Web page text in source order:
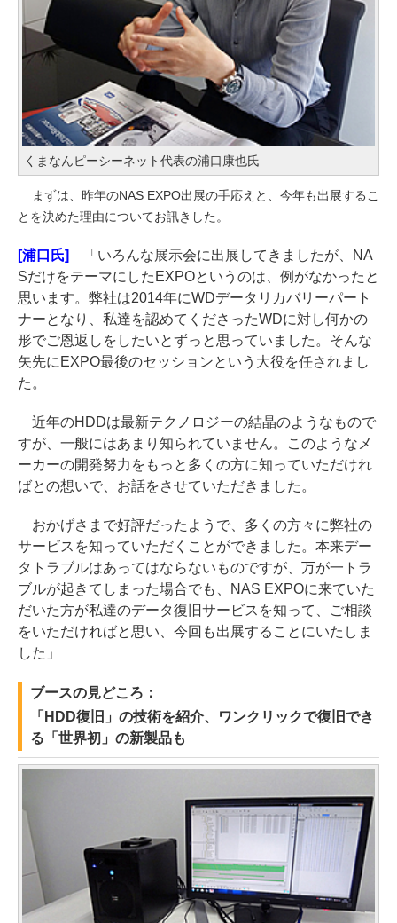
くまなんピーシーネット代表の浦口康也氏
まずは、昨年のNAS EXPO出展の手応えと、今年も出展するこ
とを決めた理由についてお訊きした。
[浦口氏]
「いろんな展示会に出展してきましたが、NA
SだけをテーマにしたEXPOというのは、例がなかったと
思います。弊社は2014年にWDデータリカバリーパート
ナーとなり、私達を認めてくださったWDに対し何かの
形でご恩返しをしたいとずっと思っていました。そんな
矢先にEXPO最後のセッションという大役を任されまし
た。
近年のHDDは最新テクノロジーの結晶のようなもので
すが、一般にはあまり知られていません。このようなメ
ーカーの開発努力をもっと多くの方に知っていただけれ
ばとの想いで、お話をさせていただきました。
おかげさまで好評だったようで、多くの方々に弊社の
サービスを知っていただくことができました。本来デー
タトラブルはあってはならないものですが、万が一トラ
ブルが起きてしまった場合でも、NAS EXPOに来ていた
だいた方が私達のデータ復旧サービスを知って、ご相談
をいただければと思い、今回も出展することにいたしま
した」
ブースの見どころ：
「HDD復旧」の技術を紹介、ワンクリックで復旧でき
る「世界初」の新製品も